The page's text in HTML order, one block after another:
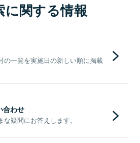
に関する情報
の一覧を実施日の新しい順に掲載
合わせ
疑問にお答えします。